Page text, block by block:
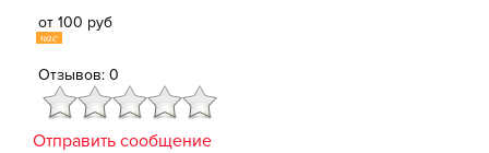
от 100 руб
час
Отзывов: 0
Отправить сообщение